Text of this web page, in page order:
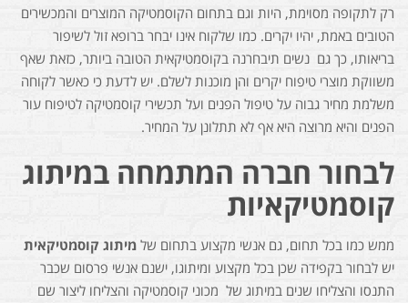
רק לתקופה מסוימת, היות וגם בתחום הקוסמטיקה המוצרים והמכשירים
הטובים באמת, יהיו יקרים. כמו שלקוח אינו יבחר ברופא זול לשיפור
בריאותו, כך גם נשים תיבחרנה בקוסמטיקאית הטובה ביותר, כזאת שאף
משווקת מוצרי טיפוח יקרים והן מוכנות לשלם. יש לדעת כי כאשר לקוחה
משלמת מחיר גבוה על טיפול הפנים ועל תכשירי קוסמטיקה לטיפוח עור
הפנים והיא מרוצה היא אף לא תתלונן על המחיר.
לבחור חברה המתמחה במיתוג
קוסמטיקאיות
ממש כמו בכל תחום, גם אנשי מקצוע בתחום של מיתוג קוסמטיקאית
יש לבחור בקפידה שכן בכל מקצוע ומיתוגו, ישנם אנשי פרסום שכבר
התנסו והצליחו שנים במיתוג של מכוני קוסמטיקה והצליחו ליצור שם